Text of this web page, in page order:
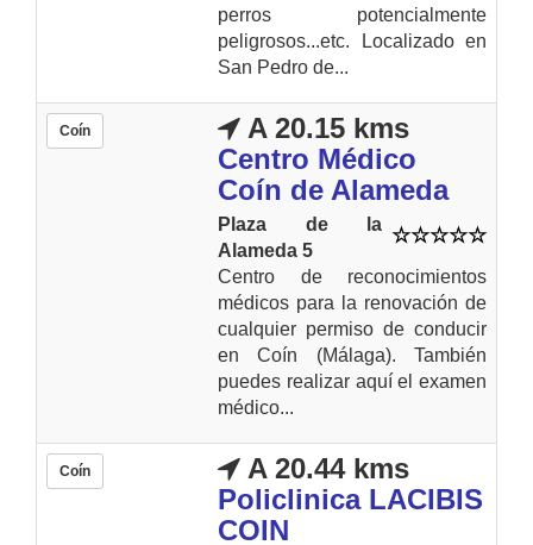
perros potencialmente
peligrosos...etc. Localizado en
San Pedro de...
Coín
A 20.15 kms
Centro Médico
Coín de Alameda
Plaza de la
Alameda 5
Centro de reconocimientos
médicos para la renovación de
cualquier permiso de conducir
en Coín (Málaga). También
puedes realizar aquí el examen
médico...
Coín
A 20.44 kms
Policlinica LACIBIS
COIN